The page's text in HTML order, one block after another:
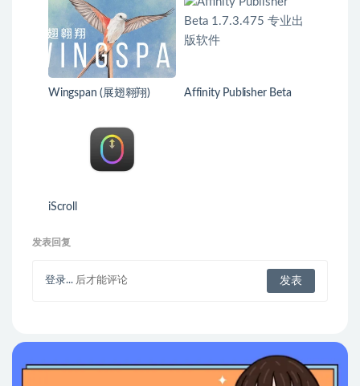
Wingspan (展翅翱翔)
Affinity Publisher Beta
iScroll
发表回复
登录... 后才能评论